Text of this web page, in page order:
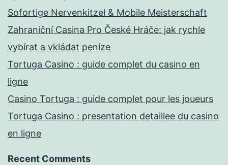
Sofortige Nervenkitzel & Mobile Meisterschaft
Zahraniční Casina Pro České Hráče: jak rychle
vybírat a vkládat peníze
Tortuga Casino : guide complet du casino en
ligne
Casino Tortuga : guide complet pour les joueurs
Tortuga Casino : presentation detaillee du casino
en ligne
Recent Comments